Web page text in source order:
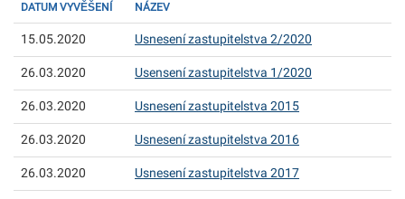
DATUM VYVĚŠENÍ NÁZEV
15.05.2020 Usnesení zastupitelstva 2/2020
26.03.2020 Usensení zastupitelstva 1/2020
26.03.2020 Usnesení zastupitelstva 2015
26.03.2020 Usnesení zastupitelstva 2016
26.03.2020 Usnesení zastupitelstva 2017